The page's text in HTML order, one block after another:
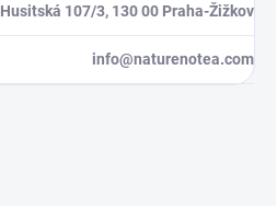
Husitská 107/3, 130 00 Praha-Žižkov
info@naturenotea.com